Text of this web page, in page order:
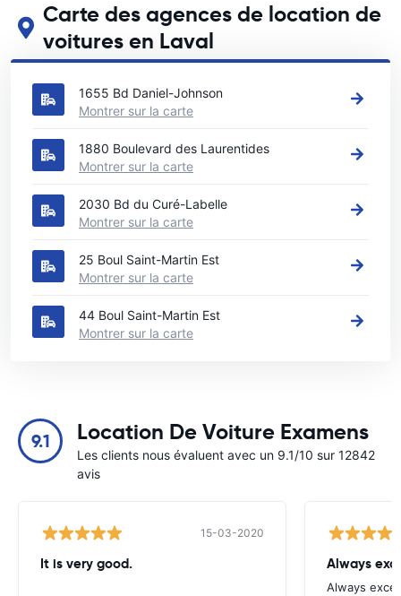
Carte des agences de location de
voitures en Laval
Voir nos principales agences de location de voitures en Laval
1655 Bd Daniel-Johnson
Montrer sur la carte
1880 Boulevard des Laurentides
Montrer sur la carte
2030 Bd du Curé-Labelle
Montrer sur la carte
25 Boul Saint-Martin Est
Montrer sur la carte
44 Boul Saint-Martin Est
Montrer sur la carte
9.1 Location De Voiture Examens
Les clients nous évaluent avec un 9.1/10 sur 12842
avis
15-03-2020
It is very good. Always
Always